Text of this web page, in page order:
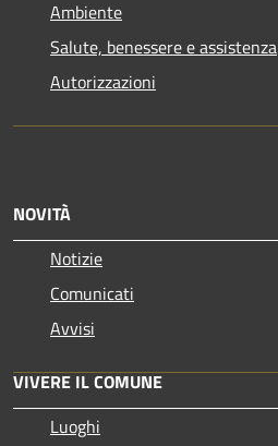
Ambiente
Salute, benessere e assistenza
Autorizzazioni
NOVITÀ
Notizie
Comunicati
Avvisi
VIVERE IL COMUNE
Luoghi